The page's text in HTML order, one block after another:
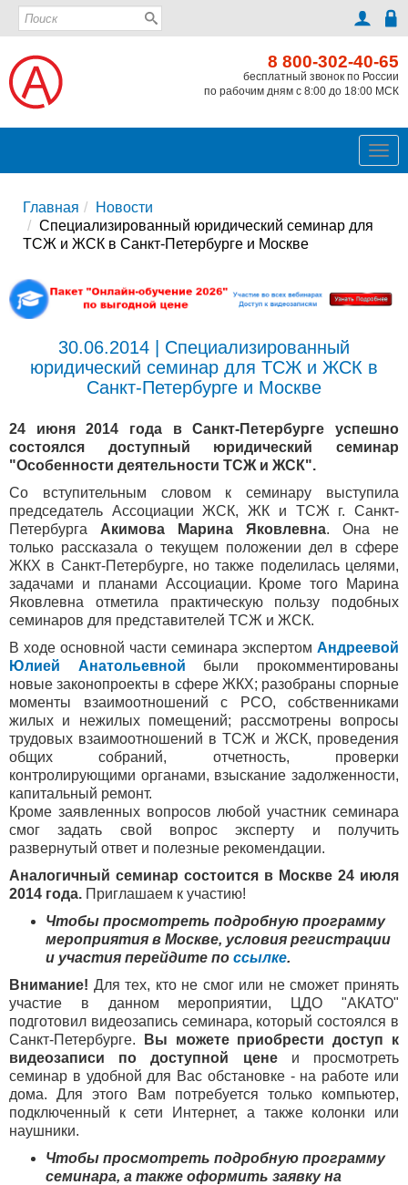
8 800-302-40-65
бесплатный звонок по России
по рабочим дням с 8:00 до 18:00 МСК
Главная
Новости
Специализированный юридический семинар для
ТСЖ и ЖСК в Санкт-Петербурге и Москве
30.06.2014 | Специализированный
юридический семинар для ТСЖ и ЖСК в
Санкт-Петербурге и Москве
24 июня 2014 года в Санкт-Петербурге успешно
состоялся доступный юридический семинар
"Особенности деятельности ТСЖ и ЖСК".
Со вступительным словом к семинару выступила
председатель Ассоциации ЖСК, ЖК и ТСЖ г. Санкт-
Петербурга Акимова Марина Яковлевна. Она не
только рассказала о текущем положении дел в сфере
ЖКХ в Санкт-Петербурге, но также поделилась целями,
задачами и планами Ассоциации. Кроме того Марина
Яковлевна отметила практическую пользу подобных
семинаров для представителей ТСЖ и ЖСК.
В ходе основной части семинара экспертом Андреевой
Юлией Анатольевной были прокомментированы
новые законопроекты в сфере ЖКХ; разобраны спорные
моменты взаимоотношений с РСО, собственниками
жилых и нежилых помещений; рассмотрены вопросы
трудовых взаимоотношений в ТСЖ и ЖСК, проведения
общих собраний, отчетность, проверки
контролирующими органами, взыскание задолженности,
капитальный ремонт.
Кроме заявленных вопросов любой участник семинара
смог задать свой вопрос эксперту и получить
развернутый ответ и полезные рекомендации.
Аналогичный семинар состоится в Москве 24 июля
2014 года. Приглашаем к участию!
Чтобы просмотреть подробную программу
мероприятия в Москве, условия регистрации
и участия перейдите по ссылке.
Внимание! Для тех, кто не смог или не сможет принять
участие в данном мероприятии, ЦДО "АКАТО"
подготовил видеозапись семинара, который состоялся в
Санкт-Петербурге.
Вы можете приобрести доступ к
видеозаписи по доступной ценеи просмотреть
семинар в удобной для Вас обстановке - на работе или
дома. Для этого Вам потребуется только компьютер,
подключенный к сети Интернет, а также колонки или
наушники.
Чтобы просмотреть подробную программу
семинара, а также оформить заявку на